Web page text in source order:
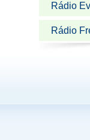
Rádio
Rádio